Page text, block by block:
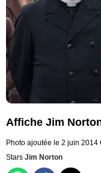
Affiche Jim
Photo ajoutée le 2 juin 2014
Stars Jim Norton